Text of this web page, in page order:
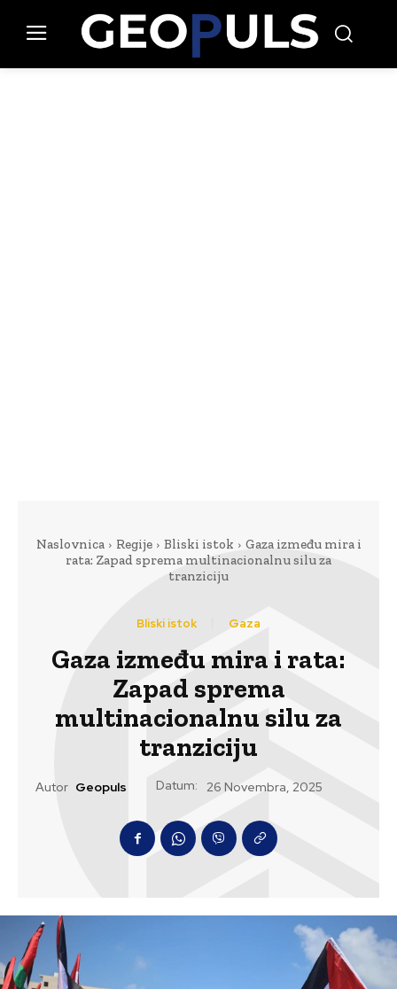
Naslovnica Regije Bliski istok
Gaza između mira i
rata: Zapad sprema multinacionalnu silu za
tranziciju
Bliski istok Gaza
Gaza između mira i rata:
Zapad sprema
multinacionalnu silu za
tranziciju
Autor Geopuls Datum: 26 Novembra, 2025